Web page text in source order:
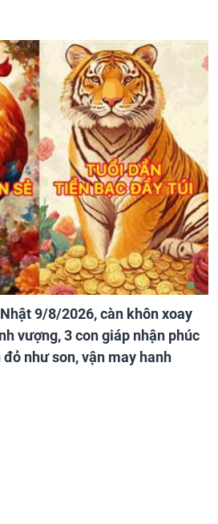
9/8/2026, càn khôn xoay
vượng, 3 con giáp nhận phúc
như son, vận may hanh